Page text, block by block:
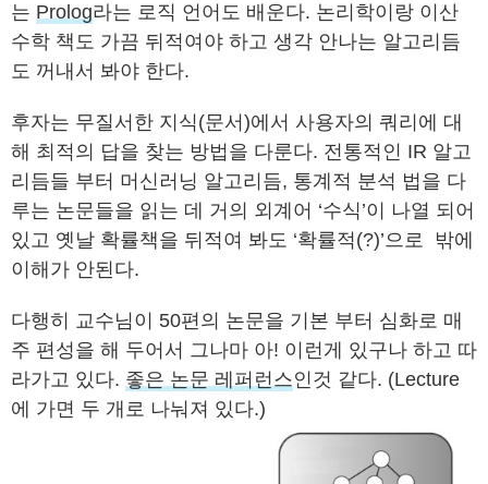
는 Prolog라는 로직 언어도 배운다. 논리학이랑 이산
수학 책도 가끔 뒤적여야 하고 생각 안나는 알고리듬
도 꺼내서 봐야 한다.
후자는 무질서한 지식(문서)에서 사용자의 쿼리에 대
해 최적의 답을 찾는 방법을 다룬다. 전통적인 IR 알고
리듬들 부터 머신러닝 알고리듬, 통계적 분석 법을 다
루는 논문들을 읽는 데 거의 외계어 ‘수식’이 나열 되어
있고 옛날 확률책을 뒤적여 봐도 ‘확률적(?)’으로 밖에
이해가 안된다.
다행히 교수님이 50편의 논문을 기본 부터 심화로 매
주 편성을 해 두어서 그나마 아! 이런게 있구나 하고 따
라가고 있다. 좋은 논문 레퍼런스인것 같다. (Lecture
에 가면 두 개로 나눠져 있다.)